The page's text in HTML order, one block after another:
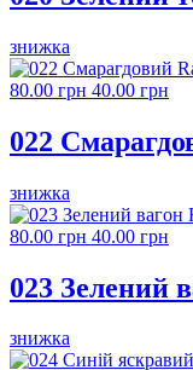
знижка
80.00 грн 40.00 грн
022
знижка
80.00 грн 40.00 грн
023 Зелений
знижка